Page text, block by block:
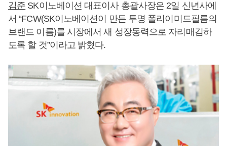
김준 SK이노베이션 대표이사 총괄사장은 2일 신년사에
서 “FCW(SK이노베이션이 만든 투명 폴리이미드필름의
브랜드 이름)를 시장에서 새 성장동력으로 자리매김하
도록 할 것”이라고 밝혔다.